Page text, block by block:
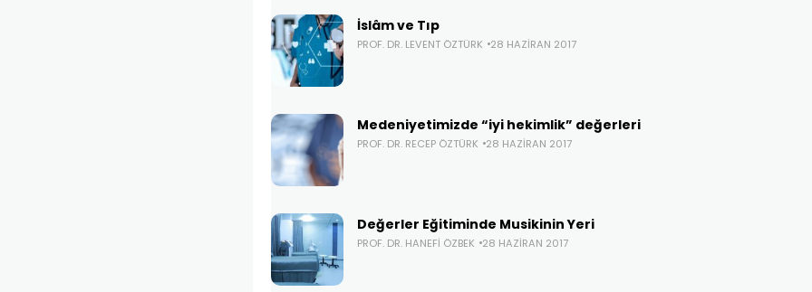
İslâm ve Tıp
PROF. DR. LEVENT ÖZTÜRK 28 HAZIRAN 2017
Medeniyetimizde “iyi hekimlik” değerleri
PROF. DR. RECEP ÖZTÜRK 28 HAZIRAN 2017
Değerler Eğitiminde Musikinin Yeri
PROF. DR. HANEFI ÖZBEK 28 HAZIRAN 2017